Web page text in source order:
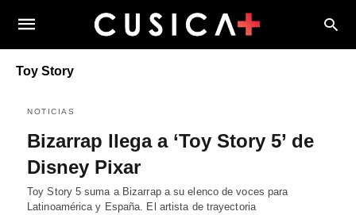
Toy Story
NOTICIAS
Bizarrap llega a ‘Toy Story 5’ de
Disney Pixar
Toy Story 5 suma a Bizarrap a su elenco de voces para
Latinoamérica y España. El artista de trayectoria